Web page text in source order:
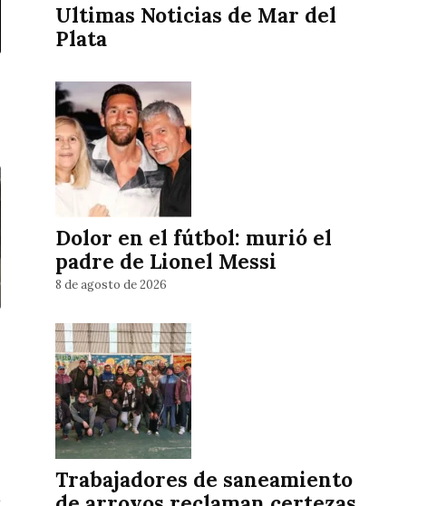
Ultimas Noticias de Mar del
Plata
Dolor en el fútbol: murió el
padre de Lionel Messi
8 de agosto de 2026
Trabajadores de saneamiento